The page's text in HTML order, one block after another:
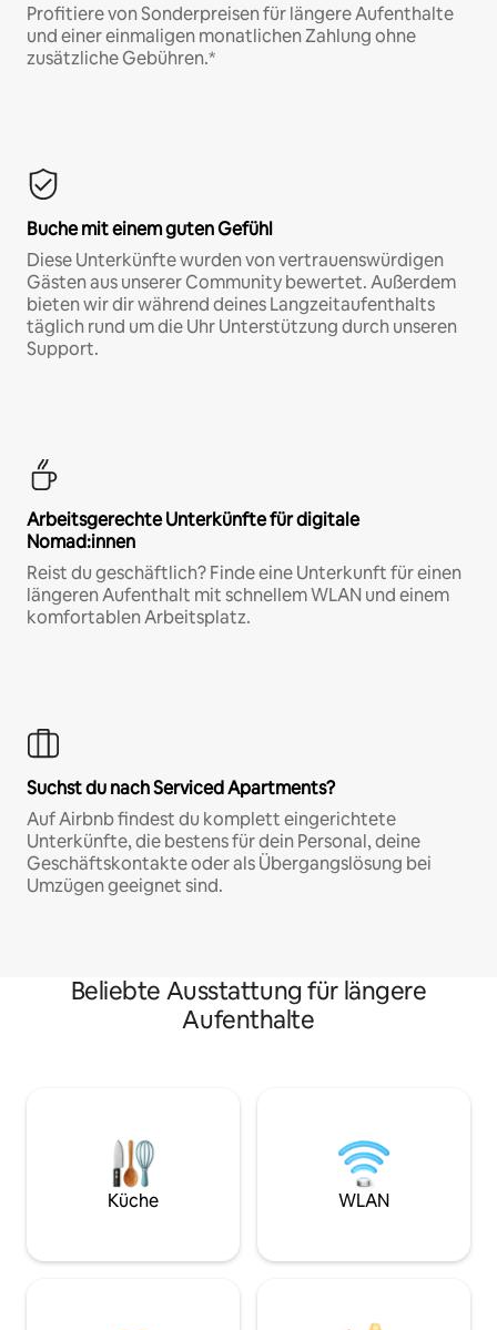
Profitiere von Sonderpreisen für längere Aufenthalte
und einer einmaligen monatlichen Zahlung ohne
zusätzliche Gebühren.*
Buche mit einem guten Gefühl
Diese Unterkünfte wurden von vertrauenswürdigen
Gästen aus unserer Community bewertet. Außerdem
bieten wir dir während deines Langzeitaufenthalts
täglich rund um die Uhr Unterstützung durch unseren
Support.
Arbeitsgerechte Unterkünfte für digitale
Nomad:innen
Reist du geschäftlich? Finde eine Unterkunft für einen
längeren Aufenthalt mit schnellem WLAN und einem
komfortablen Arbeitsplatz.
Suchst du nach Serviced Apartments?
Auf Airbnb findest du komplett eingerichtete
Unterkünfte, die bestens für dein Personal, deine
Geschäftskontakte oder als Übergangslösung bei
Umzügen geeignet sind.
Beliebte Ausstattung für längere
Aufenthalte
Küche WLAN